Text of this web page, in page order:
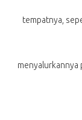
tempatnya,
menyalurkannya